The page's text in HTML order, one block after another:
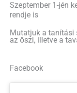
Szeptember 1-jén
rendje is
Mutatjuk a tanítási
az őszi, illetve a
Facebook